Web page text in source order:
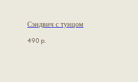
Сэндвич с тунцом
490 р.